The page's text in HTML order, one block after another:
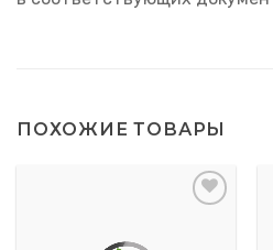
ПОХОЖИЕ ТОВАРЫ